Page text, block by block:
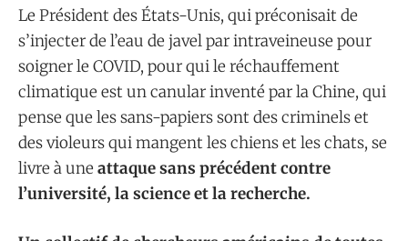
Le Président des États-Unis, qui préconisait de
s’injecter de l’eau de javel par intraveineuse pour
soigner le COVID, pour qui le réchauffement
climatique est un canular inventé par la Chine, qui
pense que les sans-papiers sont des criminels et
des violeurs qui mangent les chiens et les chats, se
livre à une attaque sans précédent contre
l’université, la science et la recherche.